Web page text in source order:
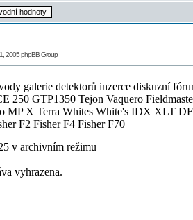
2005 phpBB Group
galerie detektorů inzerce diskuzní
GTP1350 Tejon Vaquero
X Terra Whites White's IDX XLT
F2 Fisher F4 Fisher F70
v archivním režimu
vyhrazena.